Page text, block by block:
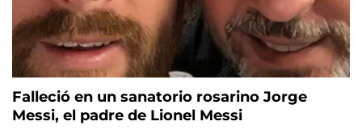
Falleció en un sanatorio rosarino Jorge
Messi, el padre de Lionel Messi